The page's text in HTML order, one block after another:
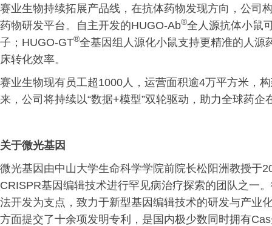
赛业生物持续拓展产品线，在抗体药物发现方向，公司
药物研发平台。自主开发的HUGO-Ab®全人源抗体小鼠
子；HUGO-GT®全基因组人源化小鼠支持更精准的人源
床转化效率。
赛业生物现有员工超1000人，运营面积逾4万平方米，
来，公司将持续以“数据+模型”双轮驱动，助力全球药
关于微光基因
微光基因由中山大学生命科学学院前院长松阳洲教授于
CRISPR基因编辑技术进行罕见病治疗探索的团队之一
法开发为支点，致力于新型基因编辑技术的研发与产业
方面提交了十余项发明专利，是国内极少数同时拥有